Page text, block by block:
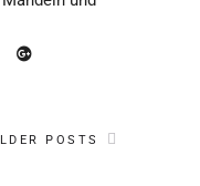
POSTS